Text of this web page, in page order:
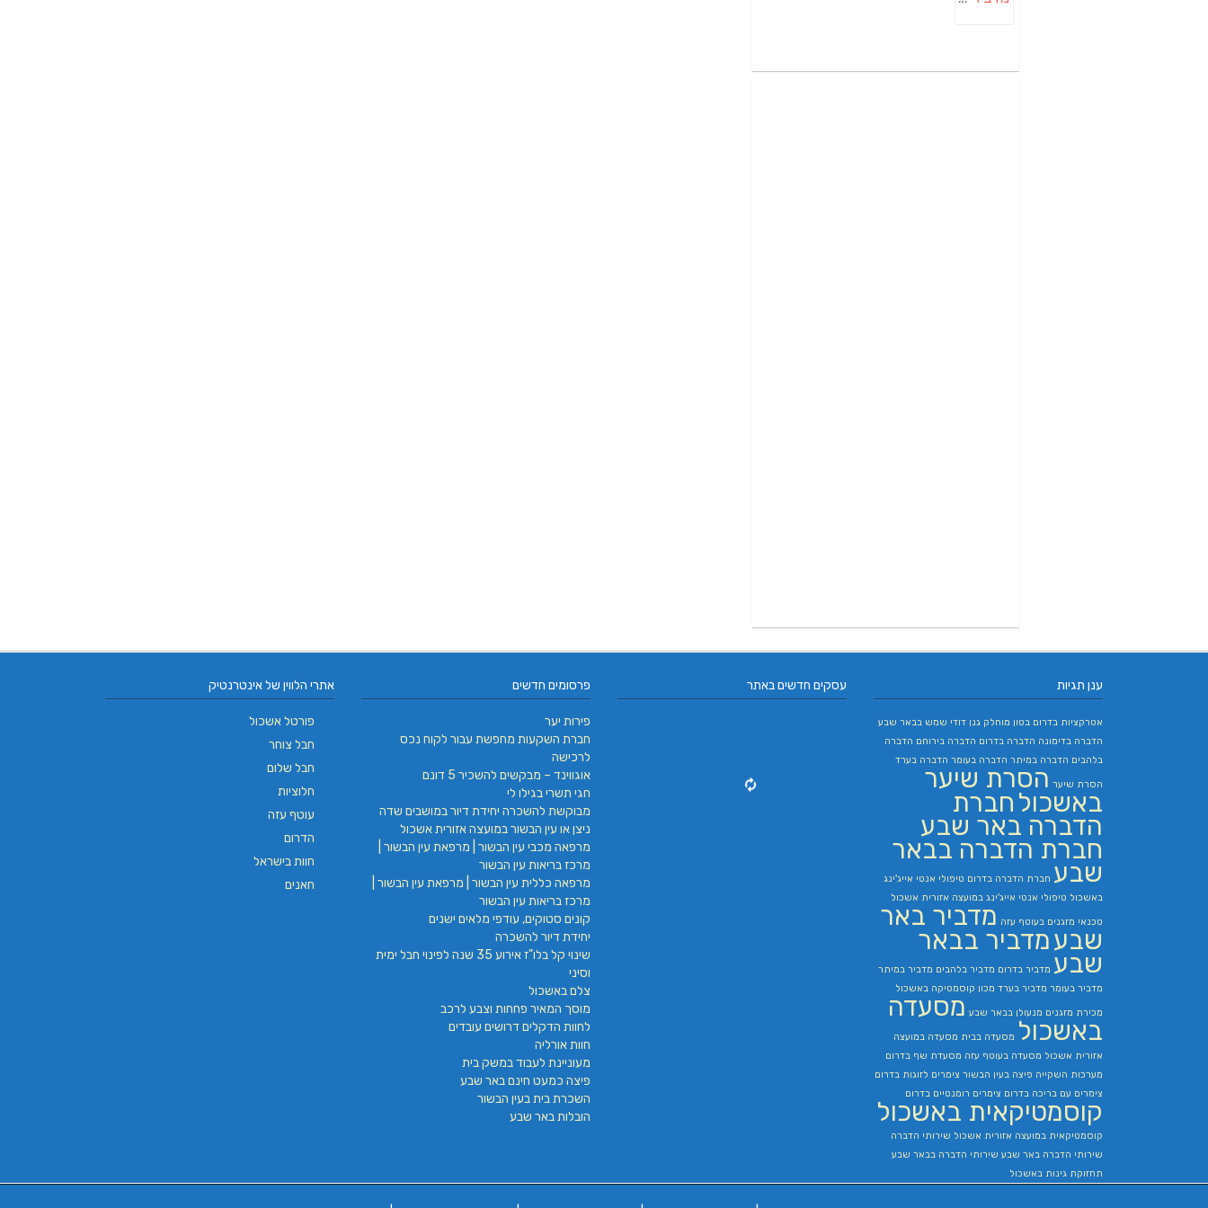
אתרי הלווין של אינטרנטיק
פורטל אשכול
חבל צוחר
חבל שלום
חלוציות
עוטף עזה
הדרום
חוות בישראל
חאנים
פרסומים חדשים
פירות יער
חברת השקעות מחפשת עבור לקוח נכס
לרכישה
אוגווינד – מבקשים להשכיר 5 דונם
חגי תשרי בגילו לי
מבוקשת להשכרה יחידת דיור במושבים שדה
ניצן או עין הבשור במועצה אזורית אשכול
מרפאה מכבי עין הבשור | מרפאת עין הבשור |
מרכז בריאות עין הבשור
מרפאה כללית עין הבשור | מרפאת עין הבשור |
מרכז בריאות עין הבשור
קונים סטוקים, עודפי מלאים ישנים
יחידת דיור להשכרה
שינוי קל בלו"ז אירוע 35 שנה לפינוי חבל ימית
וסיני
צלם באשכול
מוסך המאיר פחחות וצבע לרכב
לחוות הדקלים דרושים עובדים
חוות אורליה
מעוניינת לעבוד במשק בית
פיצה כמעט חינם באר שבע
השכרת בית בעין הבשור
הובלות באר שבע
עסקים חדשים באתר ענן תגיות
אטרקציות בדרום בטון מוחלק גנן דודי שמש בבאר שבע
הדברה בדימונה הדברה בדרום הדברה בירוחם הדברה
בלהבים הדברה במיתר הדברה בעומר הדברה בערד
הסרת שיער הסרת שיער
באשכול חברת
הדברה באר שבע
חברת הדברה בבאר
שבע חברת הדברה בדרום טיפולי אנטי אייג'ינג
באשכול טיפולי אנטי אייג'ינג במועצה אזורית אשכול
טכנאי מזגנים בעוטף עזה מדביר באר
שבעמדביר בבאר
שבע מדביר בדרום מדביר בלהבים מדביר במיתר
מדביר בעומר מדביר בערד מכון קוסמטיקה באשכול
מכירת מזגנים מנעולן בבאר שבע מסעדה
באשכול מסעדה בבית מסעדה במועצה
אזורית אשכול מסעדה בעוטף עזה מסעדת שף בדרום
מערכות השקייה פיצה בעין הבשור צימרים לזוגות בדרום
צימרים עם בריכה בדרום צימרים רומנטיים בדרום
קוסמטיקאית באשכול
קוסמטיקאית במועצה אזורית אשכול שירותי הדברה
שירותי הדברה באר שבע שירותי הדברה בבאר שבע
תחזוקת גינות באשכול